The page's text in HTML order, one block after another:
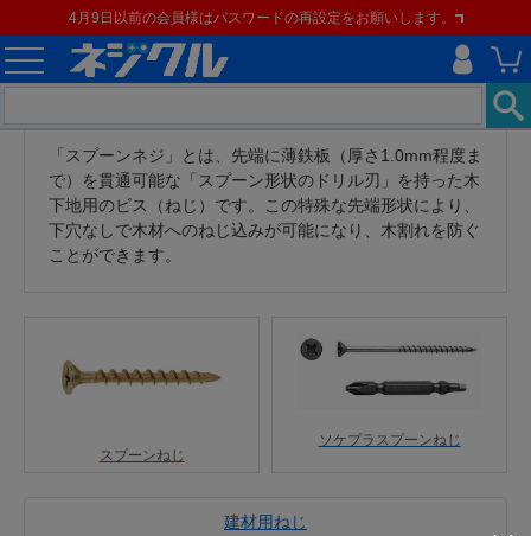
4月9日以前の会員様はパスワードの再設定をお願いします。
「スプーンネジ」とは、先端に薄鉄板（厚さ1.0mm程度ま
で）を貫通可能な「スプーン形状のドリル刃」を持った木
下地用のビス（ねじ）です。この特殊な先端形状により、
下穴なしで木材へのねじ込みが可能になり、木割れを防ぐ
ことができます。
スプーンねじ
ソケプラスプーンねじ
建材用ねじ